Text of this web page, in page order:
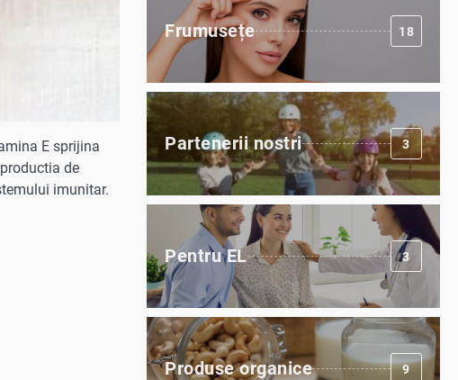
E sprijina
de
imunitar.
Frumusețe 18
Partenerii nostri 3
Pentru EL 3
Produse organice 9